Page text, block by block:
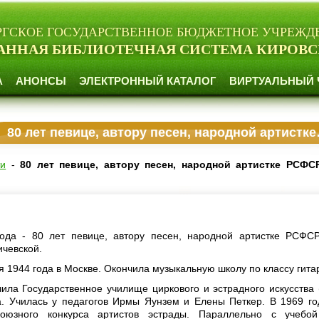
ГОСУДАРСТВЕННОЕ БЮДЖЕТНОЕ
БИБЛИОТЕЧНАЯ СИСТЕМА
АНОНСЫ ЭЛЕКТРОННЫЙ КАТАЛОГ ВИРТУАЛЬНЫЙ
80 лет певице, автору песен, народной артистке РСФСР Жанне Бичевской
-80 лет певице, автору песен, народной артистке
- 80 лет певице, автору песен, народной артистке
1944 года в Москве. Окончила музыкальную школу по классу
Государственное училище циркового и эстрадного
Училась у педагогов Ирмы Яунзем и Елены Петкер. В 1969
конкурса артистов эстрады. Параллельно с